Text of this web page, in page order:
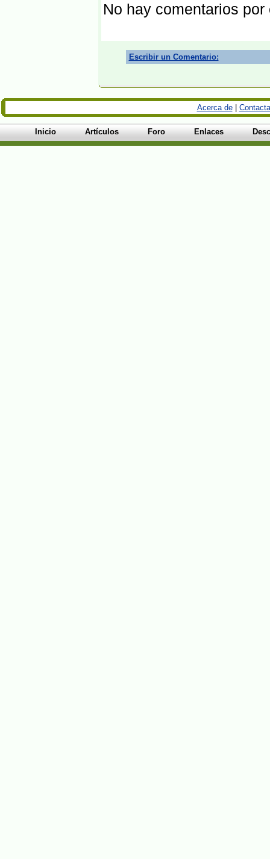
No hay comentarios por
Escribir un Comentario:
Acerca de|
Inicio Artículos Foro Enlaces